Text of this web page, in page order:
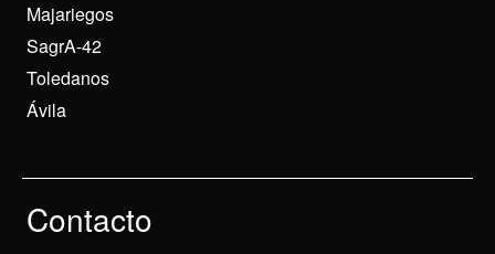
Majariegos
SagrA-42
Toledanos
Ávila
Contacto